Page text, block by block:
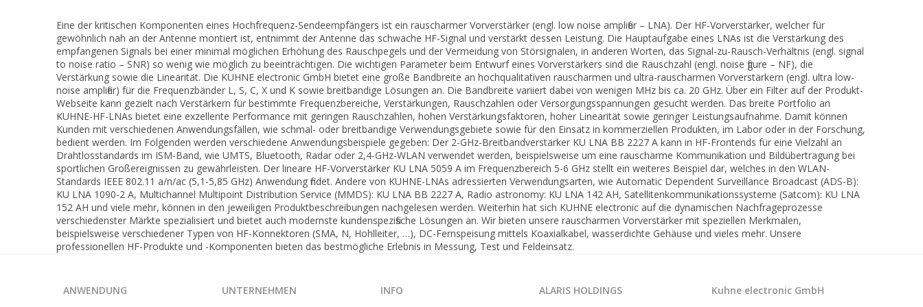
Eine der kritischen Komponenten eines Hochfrequenz-Sendeempfängers ist ein rauscharmer Vorverstärker (engl. low noise amplifier – LNA). Der HF-Vorverstärker, welcher für
gewöhnlich nah an der Antenne montiert ist, entnimmt der Antenne das schwache HF-Signal und verstärkt dessen Leistung. Die Hauptaufgabe eines LNAs ist die Verstärkung des
empfangenen Signals bei einer minimal möglichen Erhöhung des Rauschpegels und der Vermeidung von Störsignalen, in anderen Worten, das Signal-zu-Rausch-Verhältnis (engl. signal
to noise ratio – SNR) so wenig wie möglich zu beeinträchtigen. Die wichtigen Parameter beim Entwurf eines Vorverstärkers sind die Rauschzahl (engl. noise figure – NF), die
Verstärkung sowie die Linearität. Die KUHNE electronic GmbH bietet eine große Bandbreite an hochqualitativen rauscharmen und ultra-rauscharmen Vorverstärkern (engl. ultra low-
noise amplifier) für die Frequenzbänder L, S, C, X und K sowie breitbandige Lösungen an. Die Bandbreite variiert dabei von wenigen MHz bis ca. 20 GHz. Über ein Filter auf der Produkt-
Webseite kann gezielt nach Verstärkern für bestimmte Frequenzbereiche, Verstärkungen, Rauschzahlen oder Versorgungsspannungen gesucht werden. Das breite Portfolio an
KUHNE-HF-LNAs bietet eine exzellente Performance mit geringen Rauschzahlen, hohen Verstärkungsfaktoren, hoher Linearität sowie geringer Leistungsaufnahme. Damit können
Kunden mit verschiedenen Anwendungsfällen, wie schmal- oder breitbandige Verwendungsgebiete sowie für den Einsatz in kommerziellen Produkten, im Labor oder in der Forschung,
bedient werden. Im Folgenden werden verschiedene Anwendungsbeispiele gegeben: Der 2-GHz-Breitbandverstärker KU LNA BB 2227 A kann in HF-Frontends für eine Vielzahl an
Drahtlosstandards im ISM-Band, wie UMTS, Bluetooth, Radar oder 2,4-GHz-WLAN verwendet werden, beispielsweise um eine rauscharme Kommunikation und Bildübertragung bei
sportlichen Großereignissen zu gewährleisten. Der lineare HF-Vorverstärker KU LNA 5059 A im Frequenzbereich 5-6 GHz stellt ein weiteres Beispiel dar, welches in den WLAN-
Standards IEEE 802.11 a/n/ac (5,1-5,85 GHz) Anwendung findet. Andere von KUHNE-LNAs adressierten Verwendungsarten, wie Automatic Dependent Surveillance Broadcast (ADS-B):
KU LNA 1090-2 A, Multichannel Multipoint Distribution Service (MMDS): KU LNA BB 2227 A, Radio astronomy: KU LNA 142 AH, Satellitenkommunikationssysteme (Satcom): KU LNA
152 AH und viele mehr, können in den jeweiligen Produktbeschreibungen nachgelesen werden. Weiterhin hat sich KUHNE electronic auf die dynamischen Nachfrageprozesse
verschiedenster Märkte spezialisiert und bietet auch modernste kundenspezifische Lösungen an. Wir bieten unsere rauscharmen Vorverstärker mit speziellen Merkmalen,
beispielsweise verschiedener Typen von HF-Konnektoren (SMA, N, Hohlleiter, …), DC-Fernspeisung mittels Koaxialkabel, wasserdichte Gehäuse und vieles mehr. Unsere
professionellen HF-Produkte und -Komponenten bieten das bestmögliche Erlebnis in Messung, Test und Feldeinsatz.
ANWENDUNG UNTERNEHMEN INFO ALARIS HOLDINGS Kuhne electronic GmbH